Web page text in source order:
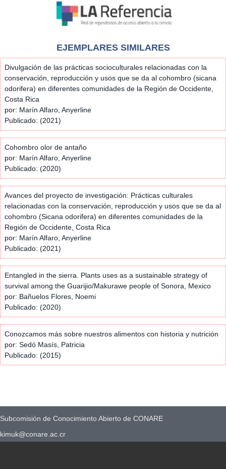
EJEMPLARES SIMILARES
Divulgación de las prácticas socioculturales relacionadas con la
conservación, reproducción y usos que se da al cohombro (sicana
odorifera) en diferentes comunidades de la Región de Occidente,
Costa Rica
por: Marín Alfaro, Anyerline
Publicado: (2021)
Cohombro olor de antaño
por: Marín Alfaro, Anyerline
Publicado: (2020)
Avances del proyecto de investigación: Prácticas culturales
relacionadas con la conservación, reproducción y usos que se da al
cohombro (Sicana odorifera) en diferentes comunidades de la
Región de Occidente, Costa Rica
por: Marín Alfaro, Anyerline
Publicado: (2021)
Entangled in the sierra. Plants uses as a sustainable strategy of
survival among the Guarijio/Makurawe people of Sonora, Mexico
por: Bañuelos Flores, Noemi
Publicado: (2020)
Conozcamos más sobre nuestros alimentos con historia y nutrición
por: Sedó Masís, Patricia
Publicado: (2015)
Subcomisión de Conocimiento Abierto de CONARE
kimuk@conare.ac.cr